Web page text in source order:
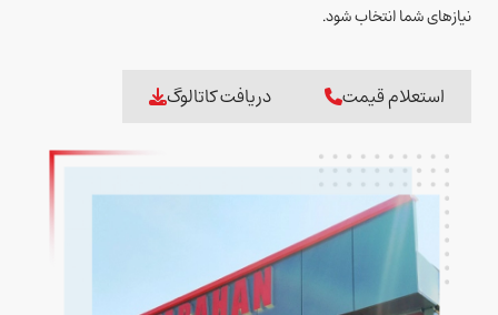
نیازهای شما انتخاب شود.
استعلام قیمت دریافت کاتالوگ